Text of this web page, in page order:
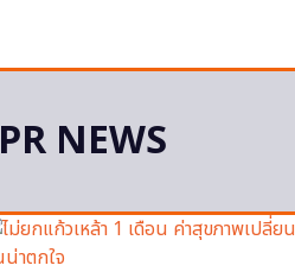
PR NEWS